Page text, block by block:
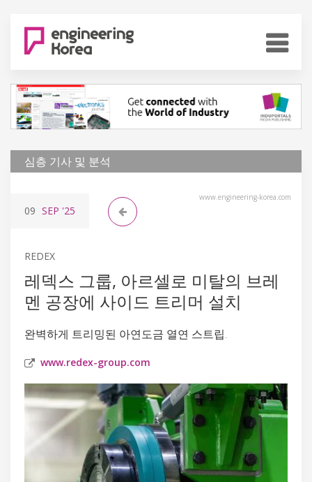
심층 기사 및 분석
www.engineering-korea.com
09 SEP '25
REDEX
레덱스 그룹, 아르셀로 미탈의 브레
멘 공장에 사이드 트리머 설치
완벽하게 트리밍된 아연도금 열연 스트립.
www.redex-group.com